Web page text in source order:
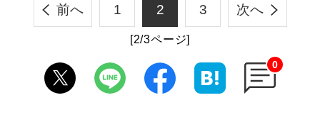
前へ 1 2 3 次へ
[2/3ページ]
0